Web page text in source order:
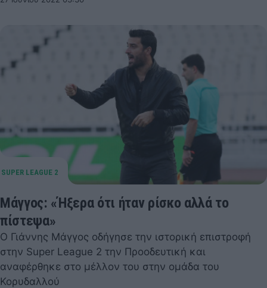
Μάγγος: «Ήξερα ότι ήταν ρίσκο αλλά το
πίστεψα»
Ο Γιάννης Μάγγος οδήγησε την ιστορική επιστροφή
στην Super League 2 την Προοδευτική και
αναφέρθηκε στο μέλλον του στην ομάδα του
Κορυδαλλού